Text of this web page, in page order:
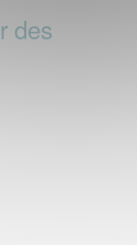
des